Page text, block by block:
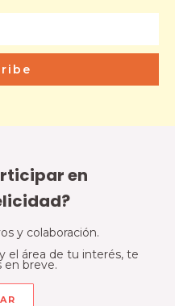
en
y colaboración.
el área de tu interés, te
en breve.